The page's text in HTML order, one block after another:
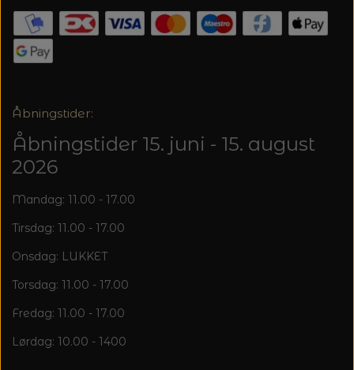
TRYKLÅSE
Åbningstider:
Åbningstider 15. juni - 15. august
2026
Mandag: 11.00 - 17.00
Tirsdag: 11.00 - 17.00
Onsdag: LUKKET
Torsdag: 11.00 - 17.00
Fredag: 11.00 - 17.00
Lørdag: 10.00 - 1400